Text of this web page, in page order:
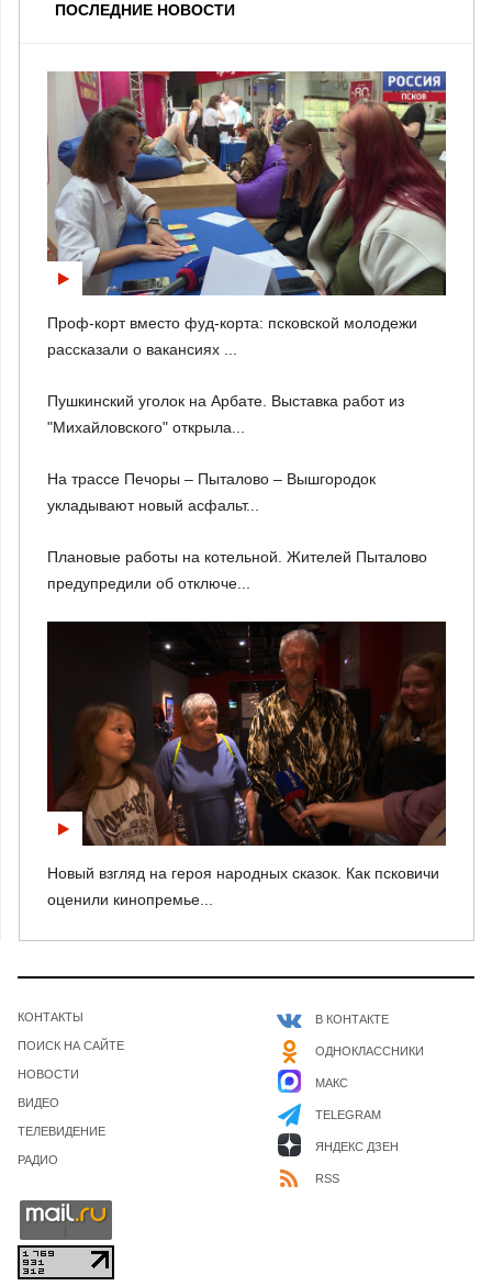
ПОСЛЕДНИЕ НОВОСТИ
Проф-корт вместо фуд-корта: псковской молодежи
рассказали о вакансиях ...
Пушкинский уголок на Арбате. Выставка работ из
"Михайловского" открыла...
На трассе Печоры – Пыталово – Вышгородок
укладывают новый асфальт...
Плановые работы на котельной. Жителей Пыталово
предупредили об отключе...
Новый взгляд на героя народных сказок. Как псковичи
оценили кинопремье...
КОНТАКТЫ
ПОИСК НА САЙТЕ
НОВОСТИ
ВИДЕО
ТЕЛЕВИДЕНИЕ
РАДИО
В КОНТАКТЕ
ОДНОКЛАССНИКИ
МАКС
TELEGRAM
ЯНДЕКС ДЗЕН
RSS